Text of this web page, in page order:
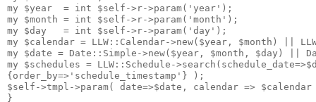
my $year  = int $self->r->param('year');
my $month = int $self->r->param('month');
my $day   = int $self->r->param('day');
my $calendar = LLW::Calendar->new($year, $month) ||
my $date = Date::Simple->new($year, $month, $day) ||
my $schedules = LLW::Schedule-
{order_by=>'schedule_timestamp'} );
$self->tmpl->param( date=>$date, calendar =>
}